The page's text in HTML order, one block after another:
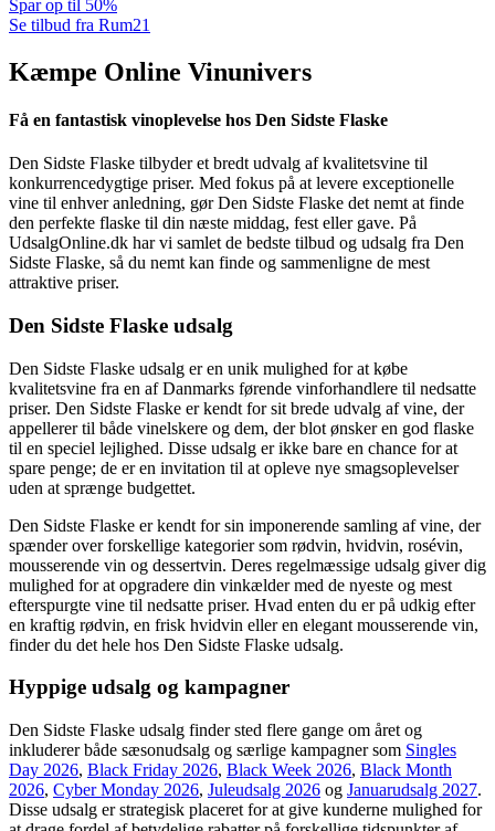
Spar op til 50%
Se tilbud fra Rum21
Kæmpe Online Vinunivers
Få en fantastisk vinoplevelse hos Den Sidste Flaske
Den Sidste Flaske tilbyder et bredt udvalg af kvalitetsvine til
konkurrencedygtige priser. Med fokus på at levere exceptionelle
vine til enhver anledning, gør Den Sidste Flaske det nemt at finde
den perfekte flaske til din næste middag, fest eller gave. På
UdsalgOnline.dk har vi samlet de bedste tilbud og udsalg fra Den
Sidste Flaske, så du nemt kan finde og sammenligne de mest
attraktive priser.
Den Sidste Flaske udsalg
Den Sidste Flaske udsalg er en unik mulighed for at købe
kvalitetsvine fra en af Danmarks førende vinforhandlere til nedsatte
priser. Den Sidste Flaske er kendt for sit brede udvalg af vine, der
appellerer til både vinelskere og dem, der blot ønsker en god flaske
til en speciel lejlighed. Disse udsalg er ikke bare en chance for at
spare penge; de er en invitation til at opleve nye smagsoplevelser
uden at sprænge budgettet.
Den Sidste Flaske er kendt for sin imponerende samling af vine, der
spænder over forskellige kategorier som rødvin, hvidvin, rosévin,
mousserende vin og dessertvin. Deres regelmæssige udsalg giver dig
mulighed for at opgradere din vinkælder med de nyeste og mest
efterspurgte vine til nedsatte priser. Hvad enten du er på udkig efter
en kraftig rødvin, en frisk hvidvin eller en elegant mousserende vin,
finder du det hele hos Den Sidste Flaske udsalg.
Hyppige udsalg og kampagner
Den Sidste Flaske udsalg finder sted flere gange om året og
inkluderer både sæsonudsalg og særlige kampagner som Singles
Day 2026, Black Friday 2026, Black Week 2026, Black Month
2026, Cyber Monday 2026, Juleudsalg 2026 og Januarudsalg 2027.
Disse udsalg er strategisk placeret for at give kunderne mulighed for